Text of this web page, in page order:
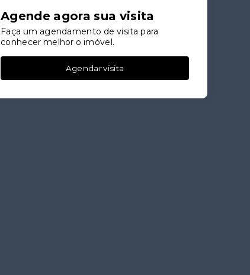
Agende agora sua visita
Faça um agendamento de visita para
conhecer melhor o imóvel.
Agendar visita